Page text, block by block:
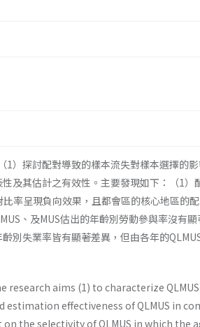
）探討配對導致的樣本流失對樣本選擇的
及其估計之有效性。主要發現如下：（1
率呈現負向效果，且都會區的核心地區的
、及MUS估出的年齡別勞動參與率沒有
別失業率皆有顯著差異，但由各年的
research aims (1) to characterize
effectiveness of QLMUS in
the selectivity of QLMUS in which the